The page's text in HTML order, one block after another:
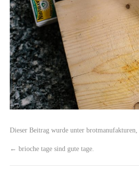
Dieser Beitrag wurde unter brotmanufakturen,
← brioche tage sind gute tage.